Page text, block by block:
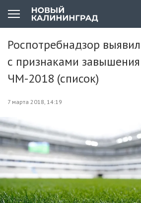
Роспотребнадзор
с признаками
ЧМ-2018 (список)
7 марта 2018, 14:19